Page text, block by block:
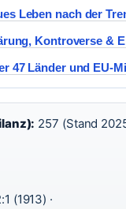
Leben nach der
Kontroverse &
47 Länder und EU-
257 (Stand
(1913) ·